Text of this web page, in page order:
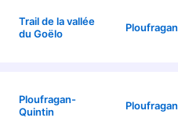
Trail de la vallée
du Goëlo
Ploufragan
Ploufragan-
Quintin
Ploufragan